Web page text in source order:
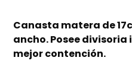
Canasta matera de
ancho. Posee
mejor contención.